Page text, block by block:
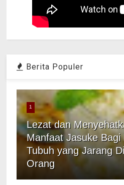
Berita Populer
1
Lezat dan
Manfaat Jasuke Bagi
Tubuh yang Jarang
Orang